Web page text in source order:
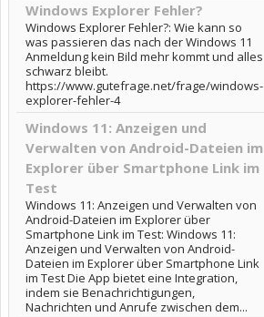
Windows Explorer Fehler?
Windows Explorer Fehler?: Wie kann so
was passieren das nach der Windows 11
Anmeldung kein Bild mehr kommt und alles
schwarz bleibt.
https://www.gutefrage.net/frage/windows-
explorer-fehler-4
Windows 11: Anzeigen und
Verwalten von Android-Dateien im
Explorer über Smartphone Link im
Test
Windows 11: Anzeigen und Verwalten von
Android-Dateien im Explorer über
Smartphone Link im Test: Windows 11:
Anzeigen und Verwalten von Android-
Dateien im Explorer über Smartphone Link
im Test Die App bietet eine Integration,
indem sie Benachrichtigungen,
Nachrichten und Anrufe zwischen dem...